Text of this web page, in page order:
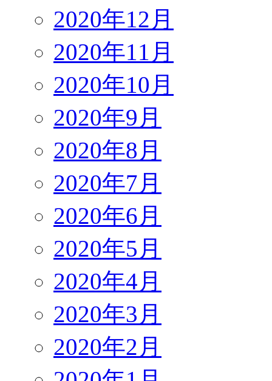
2020年12月
2020年11月
2020年10月
2020年9月
2020年8月
2020年7月
2020年6月
2020年5月
2020年4月
2020年3月
2020年2月